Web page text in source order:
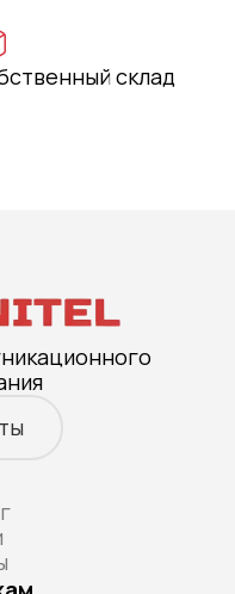
склад